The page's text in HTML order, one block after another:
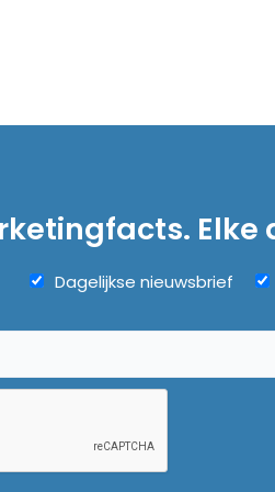
Elke
Dagelijkse nieuwsbrief